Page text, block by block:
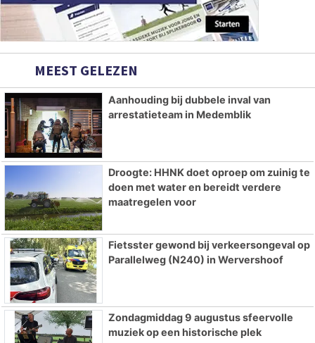
MEEST GELEZEN
Aanhouding bij dubbele inval van
arrestatieteam in Medemblik
Droogte: HHNK doet oproep om zuinig te
doen met water en bereidt verdere
maatregelen voor
Fietsster gewond bij verkeersongeval op
Parallelweg (N240) in Wervershoof
Zondagmiddag 9 augustus sfeervolle
muziek op een historische plek